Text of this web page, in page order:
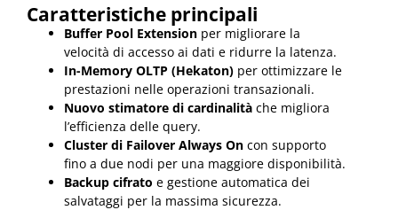
Caratteristiche principali
Buffer Pool Extension per migliorare la
velocità di accesso ai dati e ridurre la latenza.
In-Memory OLTP (Hekaton) per ottimizzare le
prestazioni nelle operazioni transazionali.
Nuovo stimatore di cardinalità che migliora
l’efficienza delle query.
Cluster di Failover Always On con supporto
fino a due nodi per una maggiore disponibilità.
Backup cifrato e gestione automatica dei
salvataggi per la massima sicurezza.